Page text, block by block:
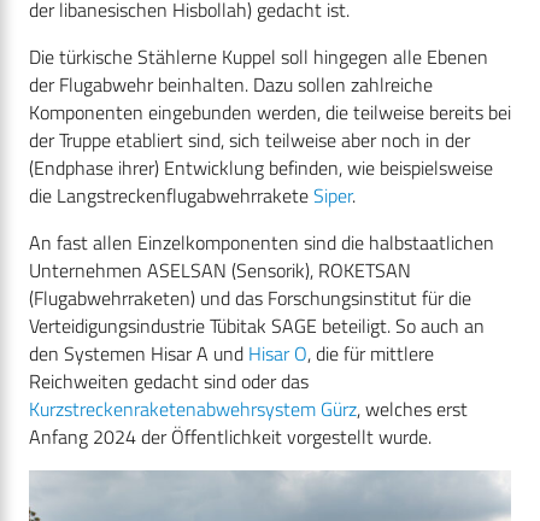
der libanesischen Hisbollah) gedacht ist.
Die türkische Stählerne Kuppel soll hingegen alle Ebenen
der Flugabwehr beinhalten. Dazu sollen zahlreiche
Komponenten eingebunden werden, die teilweise bereits bei
der Truppe etabliert sind, sich teilweise aber noch in der
(Endphase ihrer) Entwicklung befinden, wie beispielsweise
die LangstreckenflugabwehrraketeSiper.
An fast allen Einzelkomponenten sind die halbstaatlichen
Unternehmen ASELSAN (Sensorik), ROKETSAN
(Flugabwehrraketen) und das Forschungsinstitut für die
Verteidigungsindustrie Tübitak SAGE beteiligt. So auch an
den Systemen Hisar A und Hisar O, die für mittlere
Reichweiten gedacht sind oder das
Kurzstreckenraketenabwehrsystem Gürz, welches erst
Anfang 2024 der Öffentlichkeit vorgestellt wurde.